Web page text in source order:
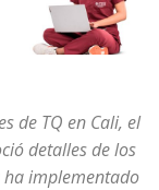
de TQ en Cali, el
detalles de los
ha implementado